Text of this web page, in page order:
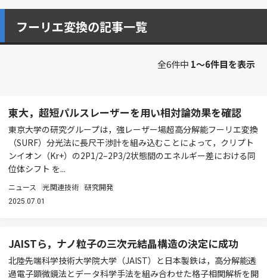
フーリエ変換の記事一覧
全6件中 1〜6件目を表示
東大，超短パルスレーザーを用い相対論効果を確認
東京大学の研究グループは，強レーザー場超高分解能フーリエ変換
（SURF）分光法に長尺干渉計を組み込むことによって，クリプト
ンイオン（Kr+）の2P1/2–2P3/2状態間のエネルギー差における同
位体シフト を...
ニュース 光関連技術 研究開発
2025.07.01
JAISTら，ナノ粒子の三次元結晶構造の決定に成功
北陸先端科学技術大学院大学（JAIST）と日本製鉄は，高分解能透
過電子顕微鏡法とデータ科学手法を組み合わせた格子相関解析を開